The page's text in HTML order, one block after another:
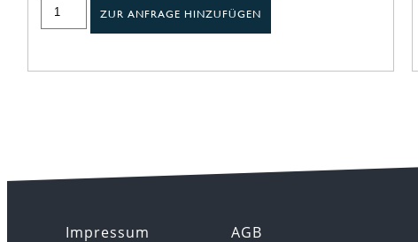
ZUR ANFRAGE HINZUFÜGEN
Impressum AGB